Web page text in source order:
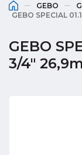
GEBO
GEBO SPECIAL
GEBO
3/4"